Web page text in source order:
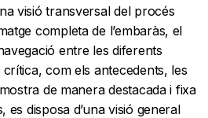
visió transversal del procés
completa de l’embaràs, el
entre les diferents
com els antecedents, les
de manera destacada i fixa
es disposa d’una visió general